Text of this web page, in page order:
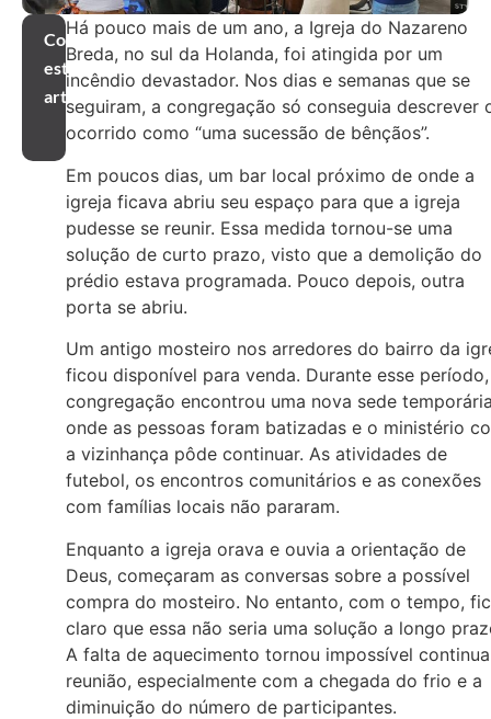
Compartilhar
este
artigo
Há pouco mais de um ano, a Igreja do Nazareno
Breda, no sul da Holanda, foi atingida por um
incêndio devastador. Nos dias e semanas que se
seguiram, a congregação só conseguia descrever
ocorrido como “uma sucessão de bênçãos”.
Em poucos dias, um bar local próximo de onde a
igreja ficava abriu seu espaço para que a igreja
pudesse se reunir. Essa medida tornou-se uma
solução de curto prazo, visto que a demolição do
prédio estava programada. Pouco depois, outra
porta se abriu.
Um antigo mosteiro nos arredores do bairro da
ficou disponível para venda. Durante esse
congregação encontrou uma nova sede
onde as pessoas foram batizadas e o ministério
a vizinhança pôde continuar. As atividades de
futebol, os encontros comunitários e as conexões
com famílias locais não pararam.
Enquanto a igreja orava e ouvia a orientação de
Deus, começaram as conversas sobre a possível
compra do mosteiro. No entanto, com o tempo,
claro que essa não seria uma solução a longo
A falta de aquecimento tornou impossível
reunião, especialmente com a chegada do frio e a
diminuição do número de participantes.